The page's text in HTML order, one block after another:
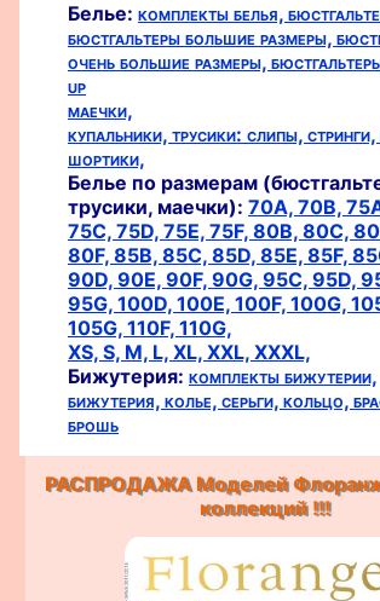
Белье: комплекты белья,
бюстгальтеры большие размеры,
очень большие размеры,
up
маечки,
купальники, трусики: слипы, стринги,
шортики,
Белье по размерам
трусики, маечки): 70A, 70B,
75C, 75D, 75E, 75F, 80B, 80C,
80F, 85B, 85C, 85D, 85E, 85F,
90D, 90E, 90F, 90G, 95C, 95D,
95G, 100D, 100E, 100F, 100G,
105G, 110F, 110G,
XS, S, M, L, XL, XXL, XXXL,
Бижутерия: комплекты бижутерии,
бижутерия, колье, серьги, кольцо,
брошь
РАСПРОДАЖА Моделей Флоранж
коллекций !!!